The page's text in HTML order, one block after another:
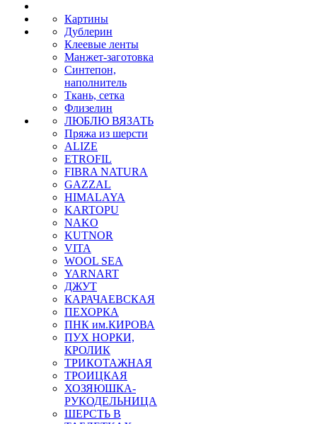
Картины
Дублерин
Клеевые ленты
Манжет-заготовка
Синтепон,
наполнитель
Ткань, сетка
Флизелин
ЛЮБЛЮ ВЯЗАТЬ
Пряжа из шерсти
ALIZE
ETROFIL
FIBRA NATURA
GAZZAL
HIMALAYA
KARTOPU
NAKO
KUTNOR
VITA
WOOL SEA
YARNART
ДЖУТ
КАРАЧАЕВСКАЯ
ПЕХОРКА
ПНК им.КИРОВА
ПУХ НОРКИ,
КРОЛИК
ТРИКОТАЖНАЯ
ТРОИЦКАЯ
ХОЗЯЮШКА-
РУКОДЕЛЬНИЦА
ШЕРСТЬ В